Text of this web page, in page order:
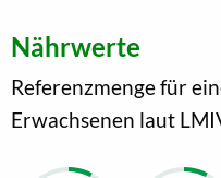
Nährwerte
Referenzmenge für
Erwachsenen laut